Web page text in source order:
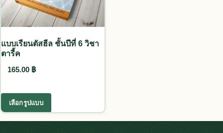
แบบเรียนตัสฮีล ชั้นปีที่ 6 วิชา
ตารี้ค
165.00 ฿
เลือกรูปแบบ
This product has multiple variants. The options